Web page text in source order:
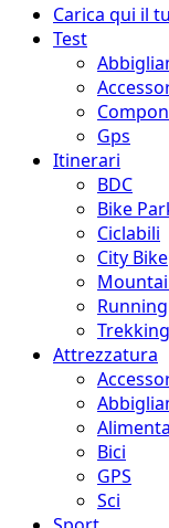
Menu
principale
Carica qui il
Test
Gps
Itinerari
BDC
Bike
Ciclabili
City Bike
Running
Trekking
Attrezzatura
Bici
GPS
Sci